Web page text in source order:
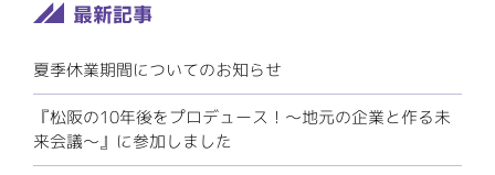
夏季休業期間についてのお知らせ
『松阪の10年後をプロデュース！～地元の企業と作る未
来会議～』に参加しました